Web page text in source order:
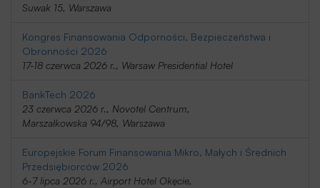
Suwak 15, Warszawa
Kongres Finansowania Odporności, Bezpieczeństwa i
Obronności 2026
17-18 czerwca 2026 r., Warsaw Presidential Hotel
BankTech 2026
23 czerwca 2026 r., Novotel Centrum,
Marszałkowska 94/98, Warszawa
Europejskie Forum Finansowania Mikro, Małych i Średnich
Przedsiębiorców 2026
6-7 lipca 2026 r., Airport Hotel Okęcie,